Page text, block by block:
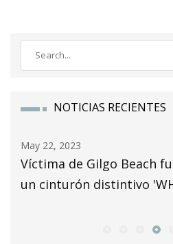
NOTICIAS RECIENTES
May 24, 2023
2024 KTM 450 XCF